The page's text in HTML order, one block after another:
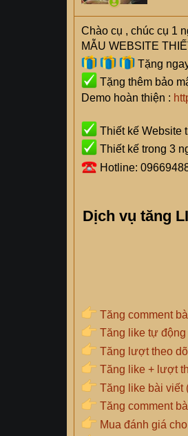
Chào cụ , chúc cụ 1
MẪU WEBSITE
Tặng
Tặng thêm bảo
Demo hoàn thiện :
Thiết kế Website
Thiết kế trong 3
Hotline:
Dịch vụ tăng
Tăng comment
Tăng like tự
Tăng lượt theo
Tăng like + lượt
Tăng like bài viết
Tăng comment
Mua đánh giá